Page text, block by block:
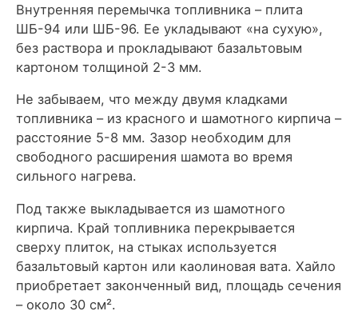
Внутренняя перемычка топливника – плита
ШБ-94 или ШБ-96. Ее укладывают «на сухую»,
без раствора и прокладывают базальтовым
картоном толщиной 2-3 мм.
Не забываем, что между двумя кладками
топливника – из красного и шамотного кирпича –
расстояние 5-8 мм. Зазор необходим для
свободного расширения шамота во время
сильного нагрева.
Под также выкладывается из шамотного
кирпича. Край топливника перекрывается
сверху плиток, на стыках используется
базальтовый картон или каолиновая вата. Хайло
приобретает законченный вид, площадь сечения
– около 30 см².